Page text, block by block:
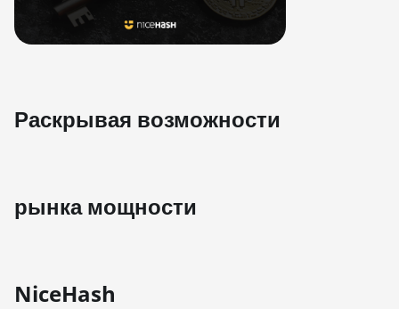
Раскрывая возможности
рынка мощности
NiceHash